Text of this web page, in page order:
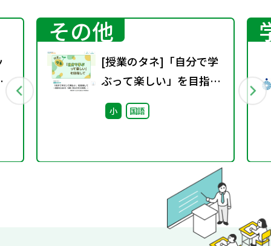
その他
[授業のタネ]「自分で学
ぶって楽しい」を目指し
て~国語科における「児
童に委ねる学びの実践」
小 国語